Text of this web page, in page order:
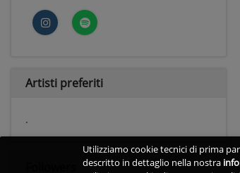
Artisti preferiti
.
Utilizziamo cookie tecnici di prima
descritto in dettaglio nella nostra